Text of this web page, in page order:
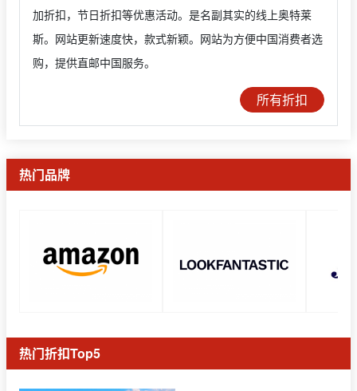
加折扣，节日折扣等优惠活动。是名副其实的线上奥特莱
斯。网站更新速度快，款式新颖。网站为方便中国消费者选
购，提供直邮中国服务。
所有折扣
热门品牌
热门折扣Top5